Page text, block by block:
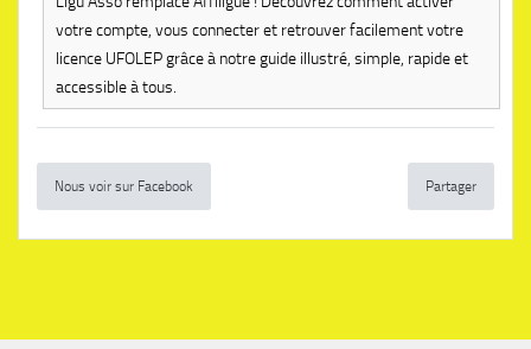
votre compte, vous connecter et retrouver facilement votre
licence UFOLEP grâce à notre guide illustré, simple, rapide et
accessible à tous.
Nous voir sur Facebook Partager